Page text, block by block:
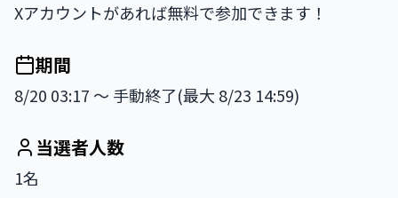
Xアカウントがあれば無料で参加できます！
期間
8/20 03:17 〜 手動終了(最大 8/23 14:59)
当選者人数
1名